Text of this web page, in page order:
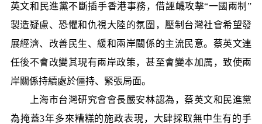
英文和民進黨不斷插手香港事務，借誣衊攻擊“一國兩制”
製造疑慮、恐懼和仇視大陸的氛圍，壓制台灣社會希望發
展經濟、改善民生、緩和兩岸關係的主流民意。蔡英文連
任後不會改變其現有兩岸政策，甚至會變本加厲，致使兩
岸關係持續處於僵持、緊張局面。
上海市台灣研究會會長嚴安林認為，蔡英文和民進黨
為掩蓋3年多來糟糕的施政表現，大肆採取無中生有的手